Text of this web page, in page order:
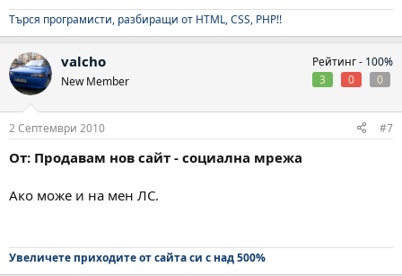
Търся програмисти, разбиращи от HTML, CSS, PHP!!
valcho
New Member
Рейтинг - 100%
3
0 0
2 Септември 2010 #7
От: Продавам нов сайт - социална мрежа
Ако може и на мен ЛС.
Увеличете приходите от сайта си с над 500%